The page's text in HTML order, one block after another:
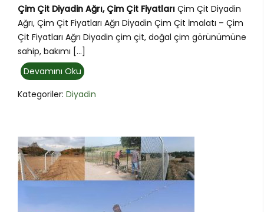
Çim Çit Diyadin Ağrı, Çim Çit Fiyatları Çim Çit Diyadin
Ağrı, Çim Çit Fiyatları Ağrı Diyadin Çim Çit İmalatı – Çim
Çit Fiyatları Ağrı Diyadin çim çit, doğal çim görünümüne
sahip, bakımı […]
Devamını Oku
Kategoriler: Diyadin